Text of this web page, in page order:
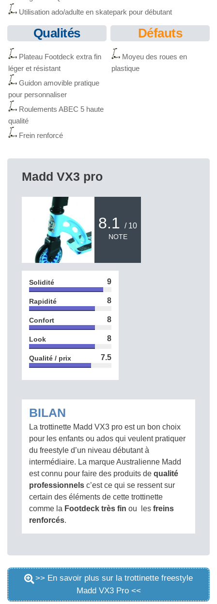
Utilisation ado/adulte en skatepark pour débutant
Qualités
Plateau Footdeck extra fin
léger et résistant
Guidon amovible pratique
pour personnaliser
Roulements ABEC 5 haute
qualité
Frein renforcé
Défauts
Moyeu des roues en
plastique
Madd VX3 pro
8.1 / 10
NOTE
Solidité 9
Rapidité 8
Confort 8
Look 8
Qualité / prix 7.5
BILAN
La trottinette Madd VX3 pro est un bon choix
pour les enfants ou ados qui veulent pratiquer
du freestyle d’un niveau débutant à
intermédiaire. La marque Australienne Madd
est connu pour faire des produits de qualité
professionnels c’est ce qui se ressent sur
certain des éléments de cette trottinette
comme la Footdeck très fin ou les freins
renforcés.
>> En savoir plus sur la trottinette freestyle
Madd VX3 Pro <<